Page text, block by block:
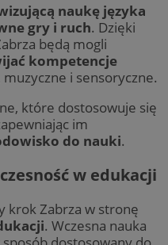
naukę języka
gry i ruch. Dzięki
będą mogli
kompetencje
muzyczne i sensoryczne.
które dostosowuje się
im
do nauki.
w edukacji
krok Zabrza w stronę
. Wczesna nauka